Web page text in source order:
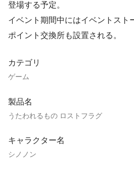
登場する予定。
イベント期間中にはイベントスト
ポイント交換所も設置される。
カテゴリ
ゲーム
製品名
うたわれるもの ロストフラグ
キャラクター名
シノノン